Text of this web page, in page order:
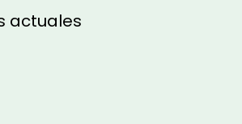
actuales